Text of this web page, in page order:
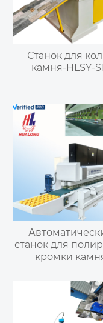
Станок для
камня-HLSY-
станок для
кромки